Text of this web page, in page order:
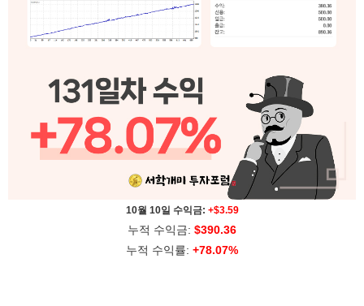
10월 10일 수익금: +$3.59
누적 수익금: $390.36
누적 수익률: +78.07%